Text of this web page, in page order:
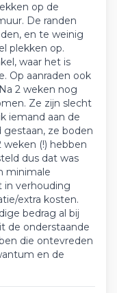
op de
De randen
en te weinig
plekken op.
waar het is
Op aanraden ook
2 weken nog
Ze zijn slecht
iemand aan de
gestaan, ze boden
(!) hebben
dus dat was
minimale
in verhouding
extra kosten.
bedrag al bij
de onderstaande
die ontevreden
en de